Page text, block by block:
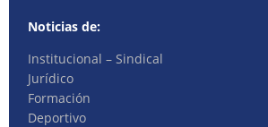
Noticias de:
Institucional – Sindical
Jurídico
Formación
Deportivo